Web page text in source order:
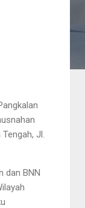
Jl.
dan BNN